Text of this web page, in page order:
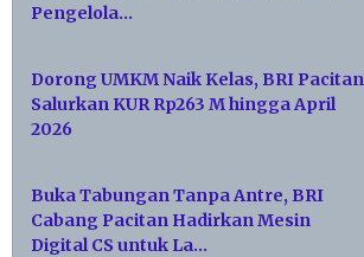
Pengelola…
Dorong UMKM Naik Kelas, BRI Pacitan
Salurkan KUR Rp263 M hingga April
2026
Buka Tabungan Tanpa Antre, BRI
Cabang Pacitan Hadirkan Mesin
Digital CS untuk La…